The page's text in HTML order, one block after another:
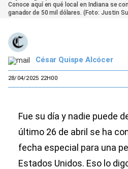
Conoce aquí en qué local en Indiana se
ganador de 50 mil dólares. (Foto: Justin
César Quispe Alcócer
28/04/2025 22H00
Fue su día y nadie puede
último 26 de abril se ha
fecha especial para una
Estados Unidos. Eso lo